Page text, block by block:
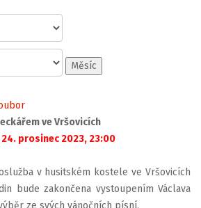
Měsíc
ve Vršovicích
prosinec 2023, 23:00
v husitském kostele ve Vršovicích
bude zakončena vystoupením Václava